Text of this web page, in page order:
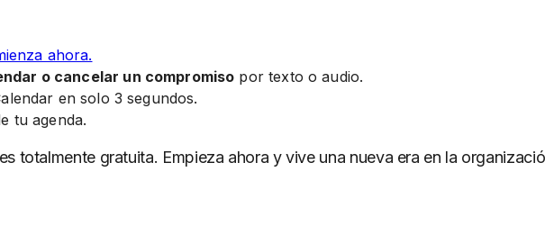
ahora.
o cancelar un compromiso por texto o audio.
en solo 3 segundos.
tu agenda.
totalmente gratuita. Empieza ahora y vive una nueva era en la